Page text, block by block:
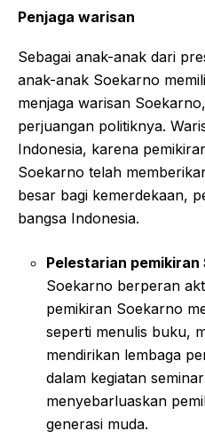
Penjaga warisan
Sebagai anak-anak dari
anak-anak Soekarno
menjaga warisan
perjuangan politiknya.
Indonesia, karena
Soekarno telah
besar bagi kemerdekaan,
bangsa Indonesia.
Pelestarian pemikiran
Soekarno berperan
pemikiran Soekarno
seperti menulis buku,
mendirikan lembaga
dalam kegiatan
menyebarluaskan
generasi muda.